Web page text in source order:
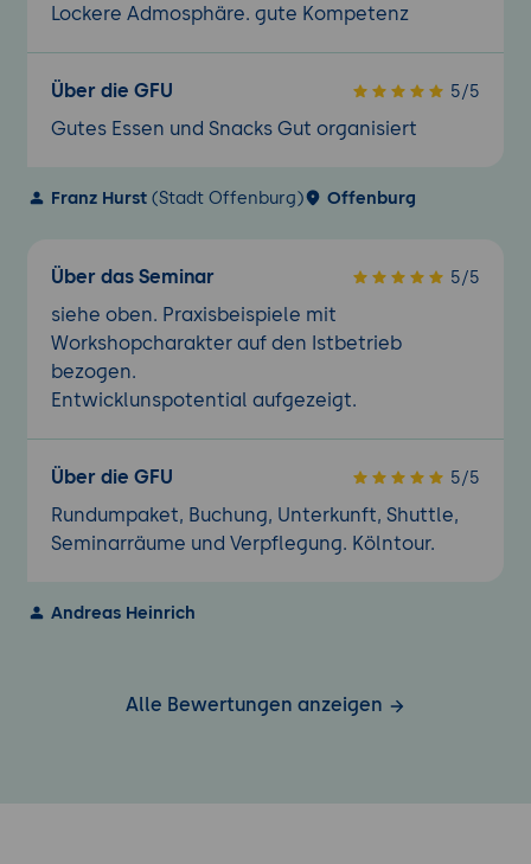
Lockere Admosphäre. gute Kompetenz
Über die GFU 5/5
Gutes Essen und Snacks Gut organisiert
Franz Hurst(Stadt Offenburg) Offenburg
Über das Seminar 5/5
siehe oben. Praxisbeispiele mit
Workshopcharakter auf den Istbetrieb
bezogen.
Entwicklunspotential aufgezeigt.
Über die GFU 5/5
Rundumpaket, Buchung, Unterkunft, Shuttle,
Seminarräume und Verpflegung. Kölntour.
Andreas Heinrich
Alle Bewertungen anzeigen